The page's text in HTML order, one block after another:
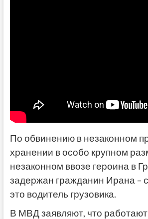
По обвинению в незаконном
хранении в особо крупном
незаконном ввозе героина в
задержан гражданин Ирана –
это водитель грузовика.
В МВД заявляют, что